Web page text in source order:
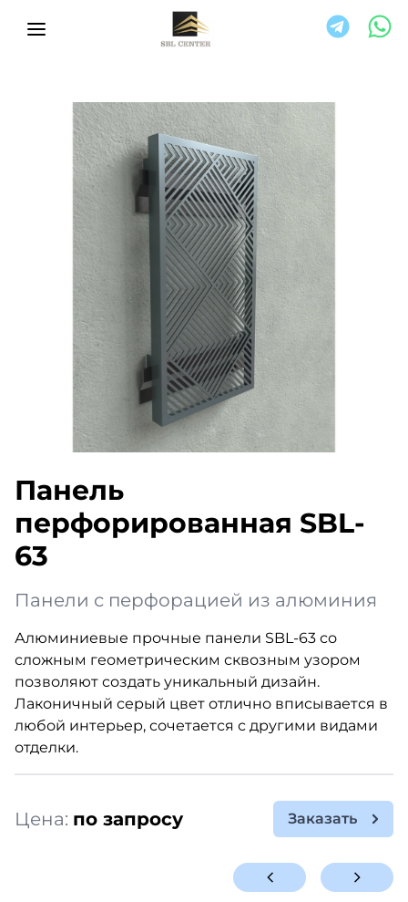
Панель
перфорированная SBL-
63
Панели с перфорацией из алюминия
Алюминиевые прочные панели SBL-63 со
сложным геометрическим сквозным узором
позволяют создать уникальный дизайн.
Лаконичный серый цвет отлично вписывается в
любой интерьер, сочетается с другими видами
отделки.
Цена: по запросу Заказать